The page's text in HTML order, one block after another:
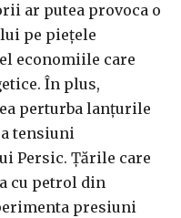
ar putea provoca o
pe piețele
economiile care
În plus,
perturba lanțurile
tensiuni
Persic. Țările care
cu petrol din
presiuni